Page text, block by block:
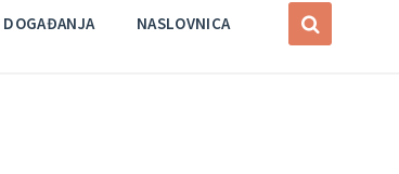
DOGAĐANJA NASLOVNICA